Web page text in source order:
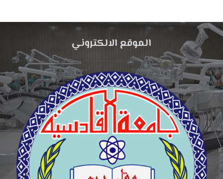
الموقع الالكتروني